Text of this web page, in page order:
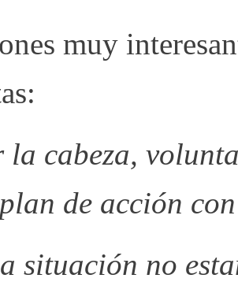
muy
la cabeza,
de acción
situación no